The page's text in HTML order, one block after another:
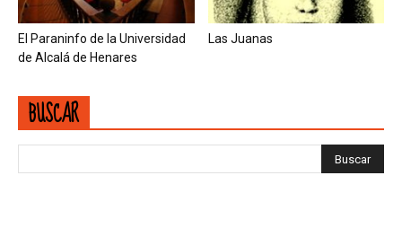
El Paraninfo de la Universidad
de Alcalá de Henares
Las Juanas
BUSCAR